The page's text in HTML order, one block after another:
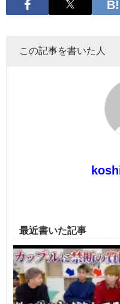
この記事を書いた人
最近書いた記事